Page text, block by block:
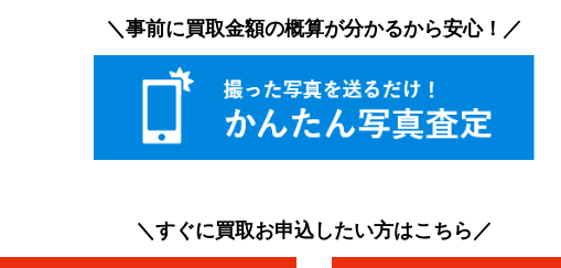
＼事前に買取金額の概算が分かるから安心！／
＼すぐに買取お申込したい方はこちら／